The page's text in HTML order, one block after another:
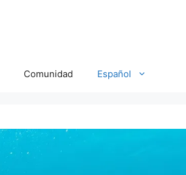
Comunidad Español